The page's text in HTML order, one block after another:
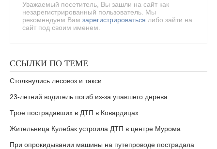
Уважаемый посетитель, Вы зашли на сайт как
незарегистрированный пользователь. Мы
рекомендуем Вам зарегистрироваться либо зайти на
сайт под своим именем.
ССЫЛКИ ПО ТЕМЕ
Столкнулись лесовоз и такси
23-летний водитель погиб из-за упавшего дерева
Трое пострадавших в ДТП в Ковардицах
Жительница Кулебак устроила ДТП в центре Мурома
При опрокидывании машины на путепроводе пострадала